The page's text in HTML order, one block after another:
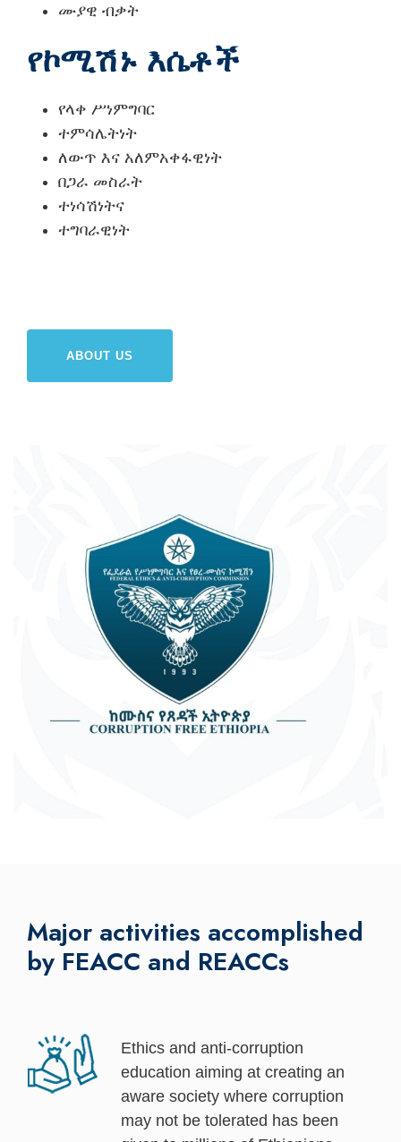
ሙያዊ ብቃት
የኮሚሽኑ እሴቶች
የላቀ ሥነምግባር
ተምሳሌትነት
ለውጥ እና አለምአቀፋዊነት
በጋራ መስራት
ተነሳሽነትና
ተግባራዊነት
ABOUT US
Major activities accomplished
by FEACC and REACCs
Ethics and anti-corruption
education aiming at creating an
aware society where corruption
may not be tolerated has been